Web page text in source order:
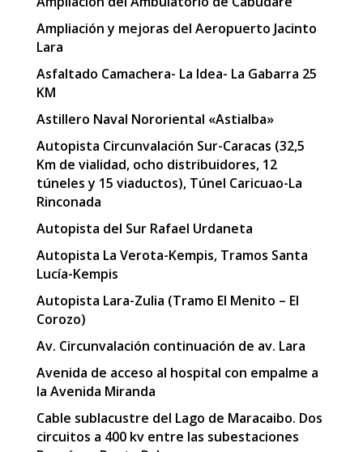
Ampliación y mejoras del Aeropuerto Jacinto
Lara
Asfaltado Camachera- La Idea- La Gabarra 25
KM
Astillero Naval Nororiental «Astialba»
Autopista Circunvalación Sur-Caracas (32,5
Km de vialidad, ocho distribuidores, 12
túneles y 15 viaductos), Túnel Caricuao-La
Rinconada
Autopista del Sur Rafael Urdaneta
Autopista La Verota-Kempis, Tramos Santa
Lucía-Kempis
Autopista Lara-Zulia (Tramo El Menito – El
Corozo)
Av. Circunvalación continuación de av. Lara
Avenida de acceso al hospital con empalme a
la Avenida Miranda
Cable sublacustre del Lago de Maracaibo. Dos
circuitos a 400 kv entre las subestaciones